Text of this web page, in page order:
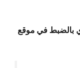
بالضبط في موقع